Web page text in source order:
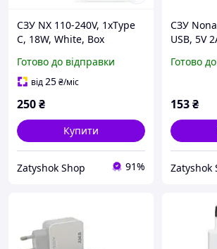
СЗУ NX 110-240V, 1xType
C, 18W, White, Box
Готово до відправки
від25₴/міс
250₴
Купити
Zatyshok Shop 91%
СЗУ
USB, 5V
Готово
153₴
Zatyshok